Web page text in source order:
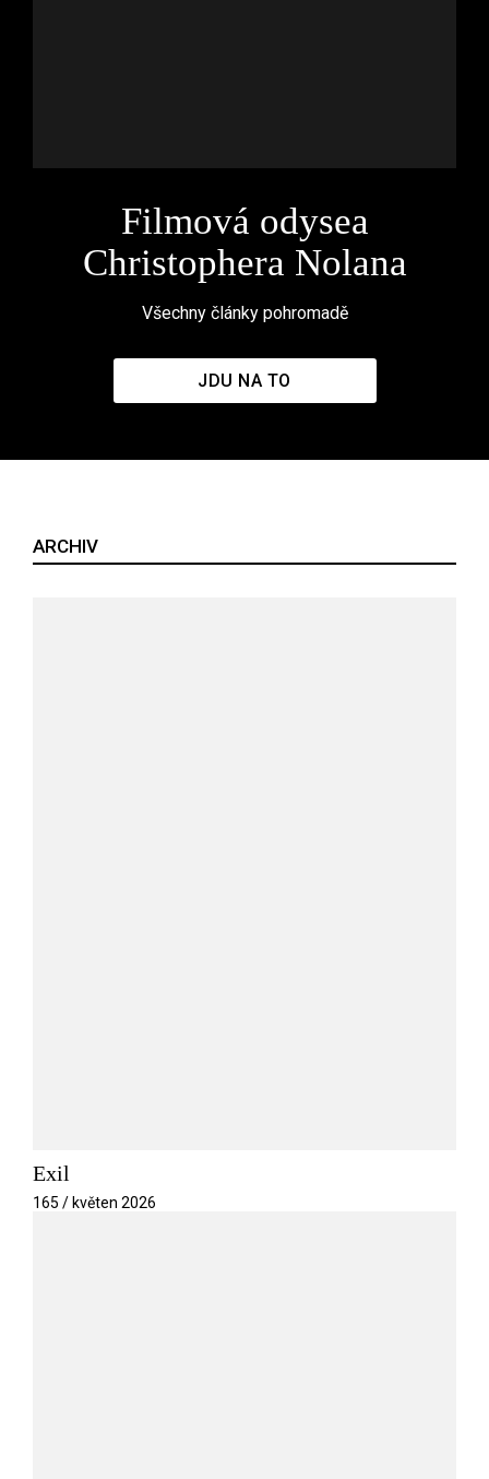
Filmová odysea
Christophera Nolana
Všechny články pohromadě
JDU NA TO
ARCHIV
Exil
165 / květen 2026